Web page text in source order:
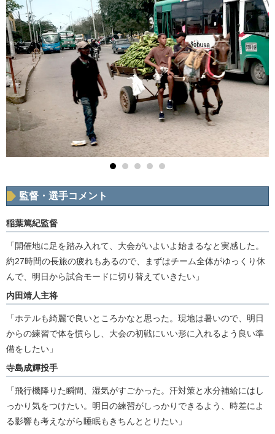
監督・選手コメント
稲葉篤紀監督
「開催地に足を踏み入れて、大会がいよいよ始まるなと実感した。
約27時間の長旅の疲れもあるので、まずはチーム全体がゆっくり休
んで、明日から試合モードに切り替えていきたい」
内田靖人主将
「ホテルも綺麗で良いところかなと思った。現地は暑いので、明日
からの練習で体を慣らし、大会の初戦にいい形に入れるよう良い準
備をしたい」
寺島成輝投手
「飛行機降りた瞬間、湿気がすごかった。汗対策と水分補給にはし
っかり気をつけたい。明日の練習がしっかりできるよう、時差によ
る影響も考えながら睡眠もきちんととりたい」